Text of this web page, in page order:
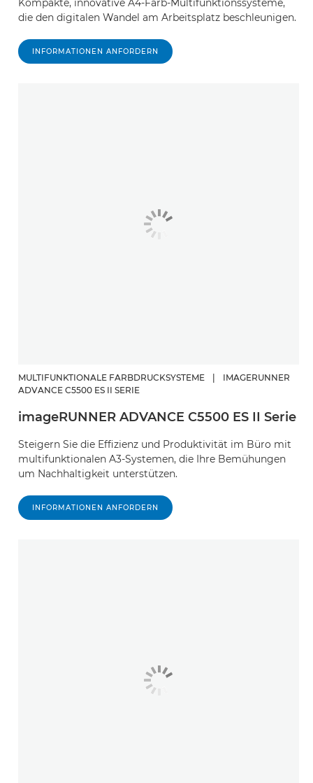
Kompakte, innovative A4-Farb-Multifunktionssysteme,
die den digitalen Wandel am Arbeitsplatz beschleunigen.
INFORMATIONEN ANFORDERN
MULTIFUNKTIONALE FARBDRUCKSYSTEME
IMAGERUNNER
ADVANCE C5500 ES II SERIE
imageRUNNER ADVANCE C5500 ES II Serie
Steigern Sie die Effizienz und Produktivität im Büro mit
multifunktionalen A3-Systemen, die Ihre Bemühungen
um Nachhaltigkeit unterstützen.
INFORMATIONEN ANFORDERN